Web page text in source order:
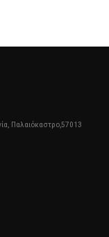
Παλαιόκαστρο,57013